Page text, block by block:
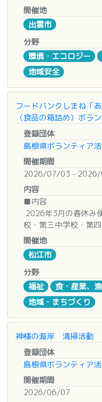
日）
・折り紙づくりでボ
日）
・夏の歌を点字にし
■その他
・活動後にはボラン
す。
・事前の申し込みが
・時間、持ち物など
■お問い合わせ先
出雲市総合ボランテ
島根県出雲市松寄下町
TEL（０８５３）２
開催地
出雲市
分野
環境・エコロジー
地域安全
フードバンクしまね「
（食品の箱詰め）ボラ
登録団体
島根県ボランティア
開催期間
2026/07/03 -
内容
■内容
2026年3月の春休み
校・第三中学校・第
中学校・八雲中学校
古志原小学校・津田
学校・雑賀小学校・
小学校・持田小学校
大野小学校・大庭小
校・母衣小学校・朝
屋小学校・出雲郷小
食品をお届けしまし
夏休み支援に向けて
お知らせいたします
たします。
参加申し込みの人数
すが、大幅に増える
開催地
松江市
分野
福祉
食・産業、
地域・まちづくり
神様の海岸 清掃活動
登録団体
島根県ボランティア
開催期間
2026/06/07